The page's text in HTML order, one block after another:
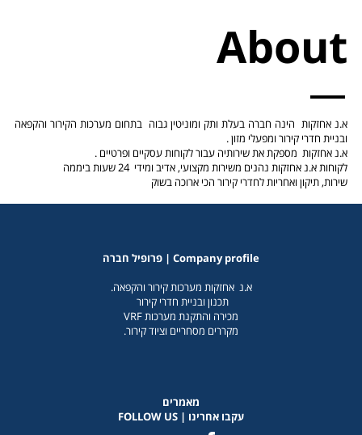
About
א.נ אחזקות הינה חברה בעלת ותק ומוניטין גבוה בתחום מערכות הקירור והקפאה
ובניית חדרי קירור ומפעלי מזון .
א.נ אחזקות מספקת את שירותיה עבור לקוחות עסקיים ופרטיים .
לקוחות א.נ אחזקות נהנים משירות מקצועי, אדיב ומידי 24 שעות ביממה
שירות, תיקון ואחריות לחדרי קירור הכי ארוכה בשוק
Company profile | פרופיל חברה
א.נ אחזקות מערכות קירור והקפאה.
תכנון ובניית חדרי קירור
מכירה והתקנת מערכות VRF
מקררים מסחריים וציוד קירור.
מאמרים
עקבו אחרינו | FOLLOW US